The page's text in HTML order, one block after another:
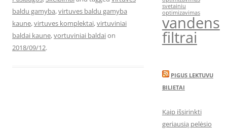
baldu gamyba,virtuves baldu gamyba
kaune,virtuves komplektai,virtuviniai
baldai kaune,vortuviniai baldaion
2018/09/12.
svetainiu
optimizavimas
vandens
filtrai
PIGUS LEKTUVU
BILIETAI
Kaip išsirinkti
geriausią pelėsio